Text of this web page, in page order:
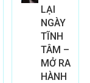
LẠI
NGÀY
TĨNH
TÂM –
MỞ RA
HÀNH